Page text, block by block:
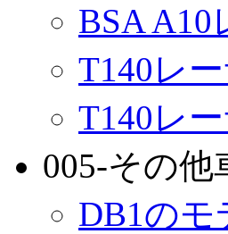
BSA
T140レ
T140レ
005-その他
DB1のモ